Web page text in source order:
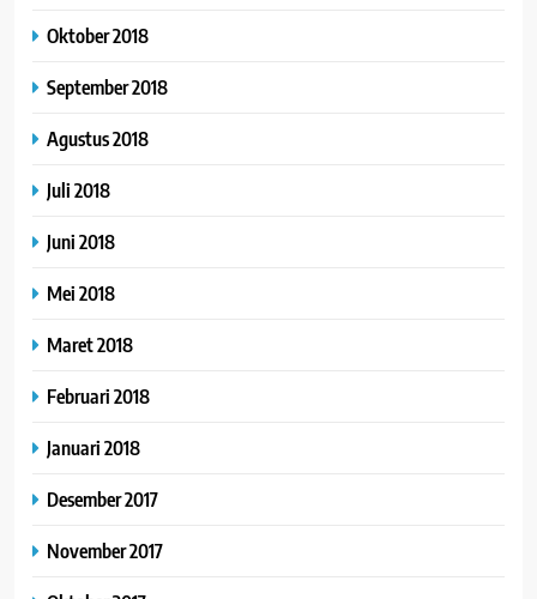
Oktober 2018
September 2018
Agustus 2018
Juli 2018
Juni 2018
Mei 2018
Maret 2018
Februari 2018
Januari 2018
Desember 2017
November 2017